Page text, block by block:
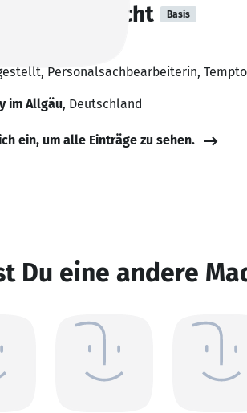
Albrecht Basis
und munter. 🥦
Personalsachbearbeiterin,
im Allgäu, Deutschland
ein, um alle Einträge zu sehen.
Du eine andere